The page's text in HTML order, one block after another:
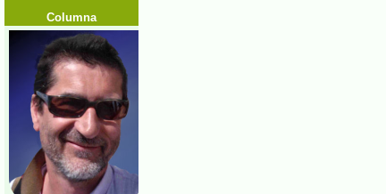
Columna